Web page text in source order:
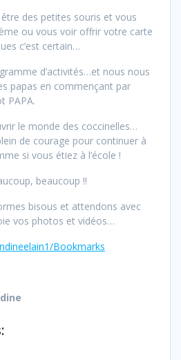
des petites souris et vous
ou vous voir offrir votre carte
c’est certain…
d’activités…et nous nous
papas en commençant par
PAPA.
le monde des coccinelles…
de courage pour continuer à
si vous étiez à l’école !
beaucoup !!
bisous et attendons avec
vos photos et vidéos…
Bookmarks